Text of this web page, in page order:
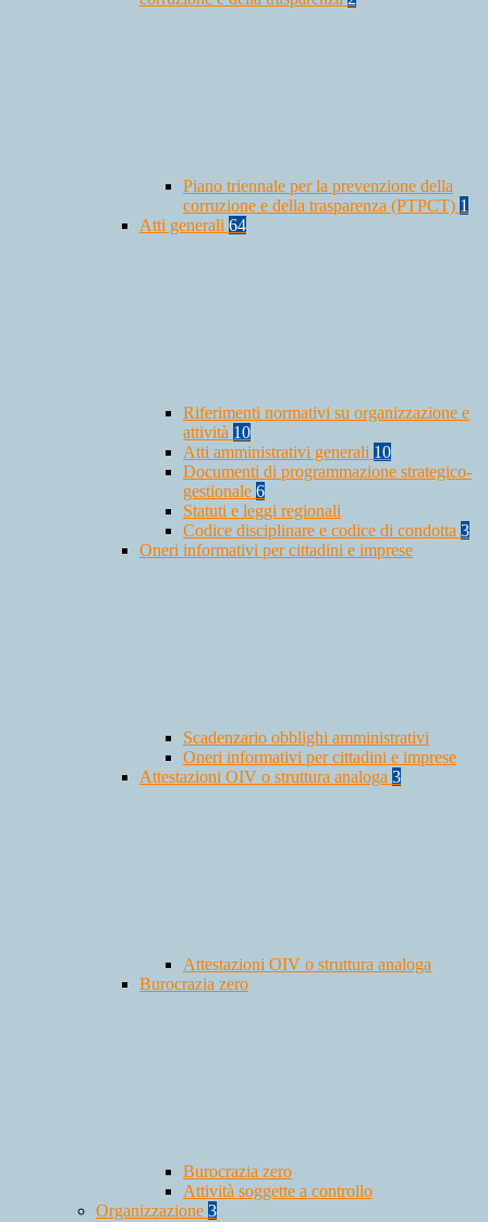
Piano triennale per la prevenzione della
corruzione e della trasparenza (PTPCT) 1
Atti generali 64
Riferimenti normativi su organizzazione e
attività 10
Atti amministrativi generali 10
Documenti di programmazione strategico-
gestionale 6
Statuti e leggi regionali
Codice disciplinare e codice di condotta 3
Oneri informativi per cittadini e imprese
Scadenzario obblighi amministrativi
Oneri informativi per cittadini e imprese
Attestazioni OIV o struttura analoga 3
Attestazioni OIV o struttura analoga
Burocrazia zero
Burocrazia zero
Attività soggette a controllo
Organizzazione 3